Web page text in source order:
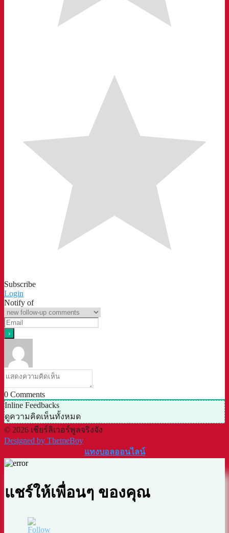
Subscribe
Login
Notify of
0 Comments
Inline Feedbacks
ดูความคิดเห็นทั้งหมด
© 2026 เชียร์ลิเวอร์พูลจริงจัง
Designed by ThemeBoy
แทงบอลออนไลน์
แชร์ให้เพื่อนๆ ของคุณ